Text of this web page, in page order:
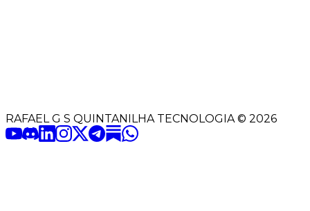
RAFAEL G S QUINTANILHA TECNOLOGIA© 2026